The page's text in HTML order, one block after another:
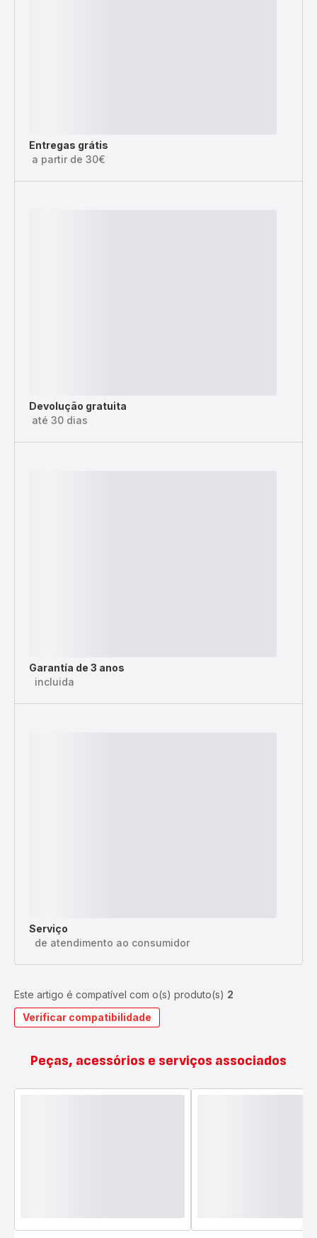
Entregas grátis
a partir de 30€
Devolução gratuita
até 30 dias
Garantía de 3 anos
incluida
Serviço
de atendimento ao consumidor
Este artigo é compatível com o(s) produto(s) 2
Verificar compatibilidade
Peças, acessórios e serviços associados